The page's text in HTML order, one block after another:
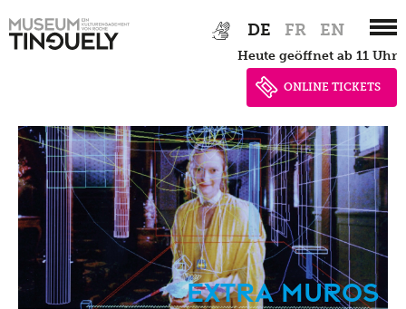
Hauptnavigation
to
DE FR EN
heute geöffnet ab 11 Uhr
ONLINE TICKETS
Extra Muros